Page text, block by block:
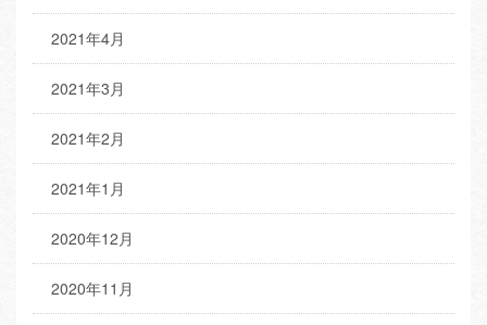
2021年4月
2021年3月
2021年2月
2021年1月
2020年12月
2020年11月